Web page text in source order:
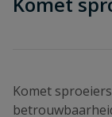
Komet